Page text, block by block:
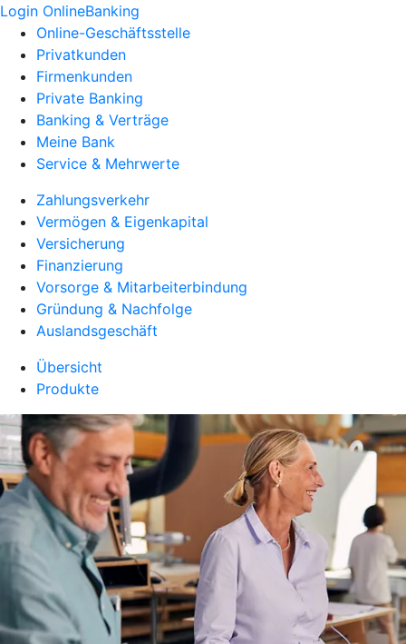
Login OnlineBanking
Online-Geschäftsstelle
Privatkunden
Firmenkunden
Private Banking
Banking & Verträge
Meine Bank
Service & Mehrwerte
Zahlungsverkehr
Vermögen & Eigenkapital
Versicherung
Finanzierung
Vorsorge & Mitarbeiterbindung
Gründung & Nachfolge
Auslandsgeschäft
Übersicht
Produkte